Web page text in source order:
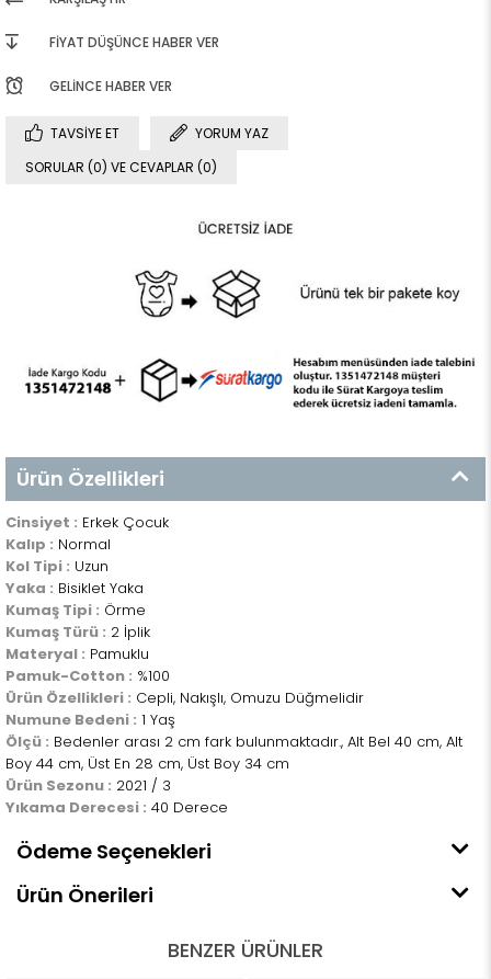
FIYAT DÜŞÜNCE HABER VER
GELINCE HABER VER
TAVSIYE ET
YORUM YAZ
SORULAR (0) VE CEVAPLAR (0)
Ürün Özellikleri
Cinsiyet : Erkek Çocuk
Kalıp : Normal
Kol Tipi : Uzun
Yaka : Bisiklet Yaka
Kumaş Tipi : Örme
Kumaş Türü : 2 İplik
Materyal : Pamuklu
Pamuk-Cotton : %100
Ürün Özellikleri : Cepli, Nakışlı, Omuzu Düğmelidir
Numune Bedeni : 1 Yaş
Ölçü : Bedenler arası 2 cm fark bulunmaktadır., Alt Bel 40 cm, Alt
Boy 44 cm, Üst En 28 cm, Üst Boy 34 cm
Ürün Sezonu : 2021 / 3
Yıkama Derecesi : 40 Derece
Ödeme Seçenekleri
Ürün Önerileri
BENZER ÜRÜNLER